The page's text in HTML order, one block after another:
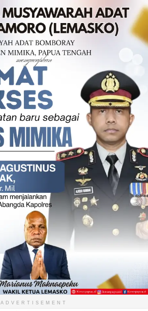
ADVERTISEMENT